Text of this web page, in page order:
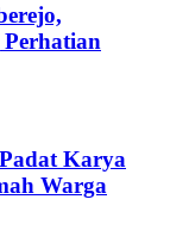
Karya
Warga